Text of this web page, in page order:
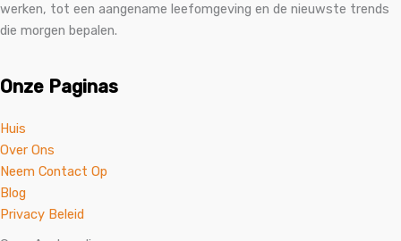
werken, tot een aangename leefomgeving en de nieuwste trends
die morgen bepalen.
Onze Paginas
Huis
Over Ons
Neem Contact Op
Blog
Privacy Beleid